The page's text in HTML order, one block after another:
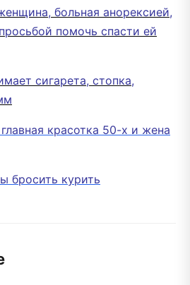
больная анорексией,
помочь спасти ей
сигарета, стопка,
красотка 50-х и жена
бросить курить